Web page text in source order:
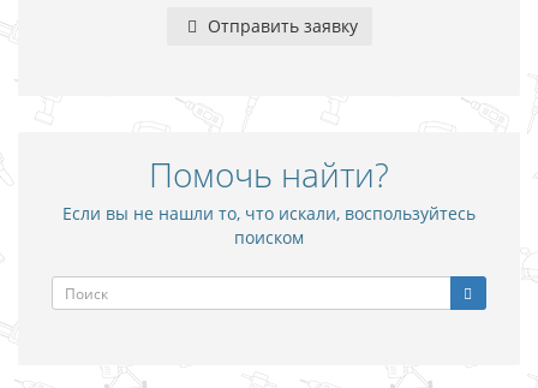
Отправить заявку
Помочь найти?
Если вы не нашли то, что искали, воспользуйтесь
поиском